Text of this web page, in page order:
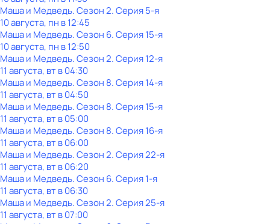
Маша и Медведь. Сезон 2. Серия 5-я
10 августа, пн в 12:45
Маша и Медведь. Сезон 6. Серия 15-я
10 августа, пн в 12:50
Маша и Медведь. Сезон 2. Серия 12-я
11 августа, вт в 04:30
Маша и Медведь. Сезон 8. Серия 14-я
11 августа, вт в 04:50
Маша и Медведь. Сезон 8. Серия 15-я
11 августа, вт в 05:00
Маша и Медведь. Сезон 8. Серия 16-я
11 августа, вт в 06:00
Маша и Медведь. Сезон 2. Серия 22-я
11 августа, вт в 06:20
Маша и Медведь. Сезон 6. Серия 1-я
11 августа, вт в 06:30
Маша и Медведь. Сезон 2. Серия 25-я
11 августа, вт в 07:00